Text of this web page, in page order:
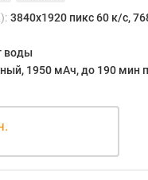
на
цену
что
3840x1920 пикс 60 к/с,
воды
1950 мАч, до 190 мин